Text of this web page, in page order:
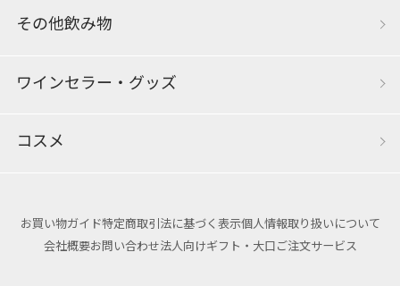
その他飲み物
ワインセラー・グッズ
コスメ
お買い物ガイド特定商取引法に基づく表示個人情報取り扱いについて
会社概要お問い合わせ法人向けギフト・大口ご注文サービス